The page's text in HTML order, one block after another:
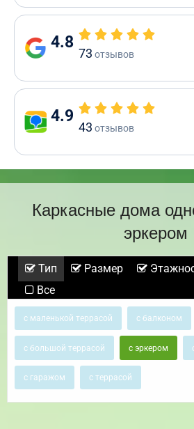
4.8
73 отзывов
4.9
43 отзывов
Каркасные дома
эркером
Тип Размер
Все
с маленькой террасой с балконом
с большой террасой с эркером
с гаражом с террасой